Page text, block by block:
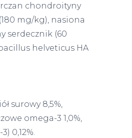
chondroityny
mg/kg), nasiona
serdecznik (60
helveticus HA
surowy 8,5%,
omega-3 1,0%,
0,12%.